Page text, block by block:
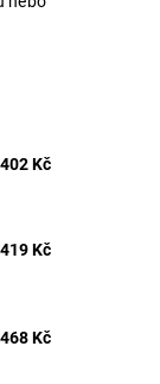
402 Kč
419 Kč
468 Kč